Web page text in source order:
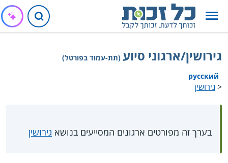
גירושין/ארגוני סיוע (תת-עמוד בפורטל)
русский
<גירושין
בערך זה מפורטים ארגונים המסייעים בנושא גירושין